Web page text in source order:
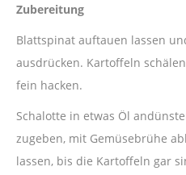
Zubereitung
Blattspinat auftauen lassen
ausdrücken. Kartoffeln
fein hacken.
Schalotte in etwas Öl
zugeben, mit Gemüsebrühe
lassen, bis die Kartoffeln gar